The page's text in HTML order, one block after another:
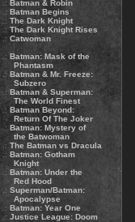
.: Batman & Robin
.: Batman Begins
.: The Dark Knight
.: The Dark Knight Rises
.: Catwoman
.:Batman: Mask of the
Phantasm
.: Batman & Mr. Freeze:
Subzero
.: Batman & Superman:
The World Finest
.: Batman Beyond:
Return Of The Joker
.: Batman: Mystery of
the Batwoman
.: The Batman vs Dracula
.: Batman: Gotham
Knight
.: Batman: Under the
Red Hood
.: Superman/Batman:
Apocalypse
.: Batman: Year One
.: Justice League: Doom